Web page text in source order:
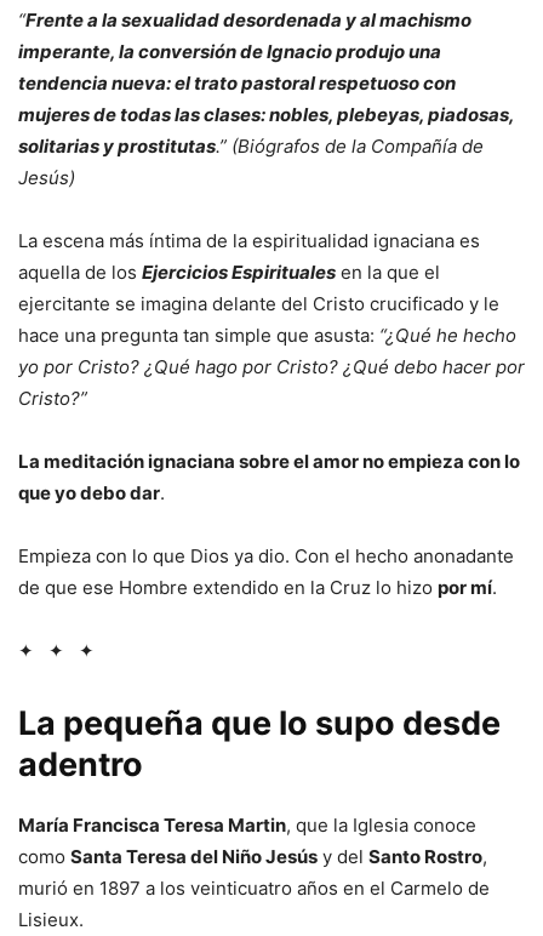
“Frente a la sexualidad desordenada y al machismo
imperante, la conversión de Ignacio produjo una
tendencia nueva: el trato pastoral respetuoso con
mujeres de todas las clases: nobles, plebeyas, piadosas,
solitarias y prostitutas.” (Biógrafos de la Compañía de
Jesús)
La escena más íntima de la espiritualidad ignaciana es
aquella de los Ejercicios Espirituales en la que el
ejercitante se imagina delante del Cristo crucificado y le
hace una pregunta tan simple que asusta: “¿Qué he hecho
yo por Cristo? ¿Qué hago por Cristo? ¿Qué debo hacer por
Cristo?”
La meditación ignaciana sobre el amor no empieza con lo
que yo debo dar.
Empieza con lo que Dios ya dio. Con el hecho anonadante
de que ese Hombre extendido en la Cruz lo hizo por mí.
✦ ✦ ✦
La pequeña que lo supo desde
adentro
María Francisca Teresa Martin, que la Iglesia conoce
como Santa Teresa del Niño Jesús y del Santo Rostro,
murió en 1897 a los veinticuatro años en el Carmelo de
Lisieux.